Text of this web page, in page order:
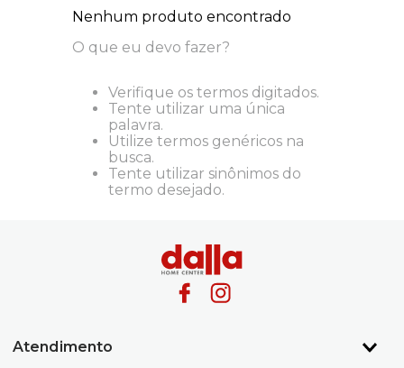
Nenhum produto encontrado
O que eu devo fazer?
Verifique os termos digitados.
Tente utilizar uma única
palavra.
Utilize termos genéricos na
busca.
Tente utilizar sinônimos do
termo desejado.
Atendimento